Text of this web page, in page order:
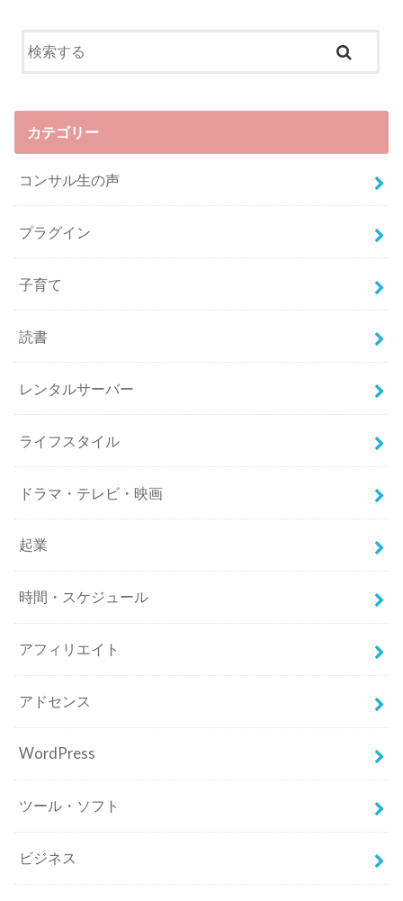
カテゴリー
コンサル生の声
プラグイン
子育て
読書
レンタルサーバー
ライフスタイル
ドラマ・テレビ・映画
起業
時間・スケジュール
アフィリエイト
アドセンス
WordPress
ツール・ソフト
ビジネス